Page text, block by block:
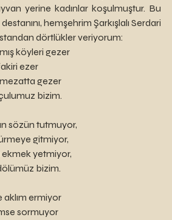
yerine kadınlar koşulmuştur. Bu
hemşehrim Şarkışlalı Serdari
dörtlükler veriyorum:
köyleri gezer
ezer
mezatta gezer
çulumuz bizim.
sözün tutmuyor,
gitmiyor,
ekmek yetmiyor,
bizim.
aklım ermiyor
sormuyor